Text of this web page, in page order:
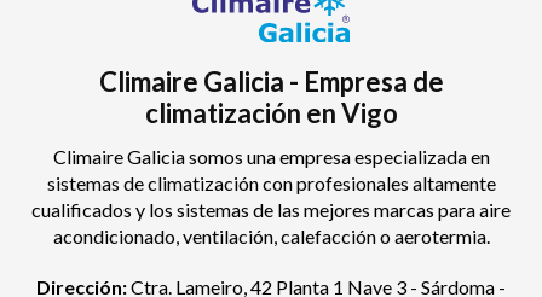
Climaire Galicia - Empresa de
climatización en Vigo
Climaire Galicia somos una empresa especializada en
sistemas de climatización con profesionales altamente
cualificados y los sistemas de las mejores marcas para aire
acondicionado, ventilación, calefacción o aerotermia.
Dirección:Ctra. Lameiro, 42 Planta 1 Nave 3 - Sárdoma -